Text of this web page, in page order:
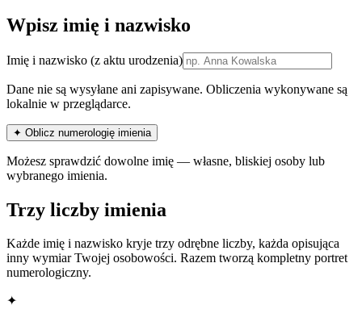
Wpisz imię i nazwisko
Imię i nazwisko (z aktu urodzenia)
Dane nie są wysyłane ani zapisywane. Obliczenia wykonywane są
lokalnie w przeglądarce.
✦ Oblicz numerologię imienia
Możesz sprawdzić dowolne imię — własne, bliskiej osoby lub
wybranego imienia.
Trzy liczby imienia
Każde imię i nazwisko kryje trzy odrębne liczby, każda opisująca
inny wymiar Twojej osobowości. Razem tworzą kompletny portret
numerologiczny.
✦